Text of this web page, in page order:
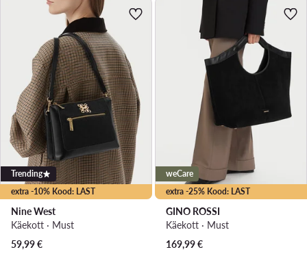
extra -10% Kood: LAST
Trending
Nine West
Käekott · Must
59,99€
extra -25% Kood: LAST
weCare
GINO ROSSI
Käekott · Must
169,99€